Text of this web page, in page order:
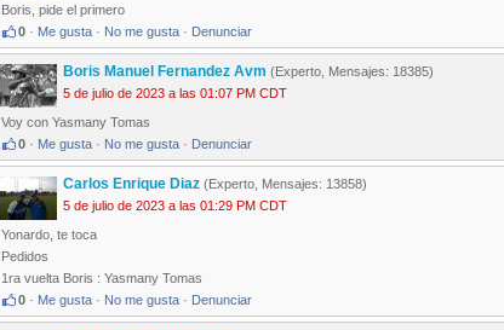
Boris, pide el primero
0 · Me gusta · No me gusta · Denunciar
Boris Manuel Fernandez Avm (Experto, Mensajes: 18385)
5 de julio de 2023 a las 01:07 PM CDT
Voy con Yasmany Tomas
0 · Me gusta · No me gusta · Denunciar
Carlos Enrique Diaz (Experto, Mensajes: 13858)
5 de julio de 2023 a las 01:29 PM CDT
Yonardo, te toca
Pedidos
1ra vuelta Boris : Yasmany Tomas
0 · Me gusta · No me gusta · Denunciar